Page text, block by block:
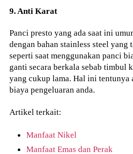
9. Anti Karat
Panci presto yang ada saat ini
dengan bahan stainless steel yang
seperti saat menggunakan panci
ganti secara berkala sebab timbul
yang cukup lama. Hal ini tentunya
biaya pengeluaran anda.
Artikel terkait:
Manfaat Nikel
Manfaat Emas dan Perak